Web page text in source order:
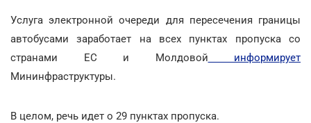
Услуга электронной очереди для пересечения границы
автобусами заработает на всех пунктах пропуска со
странами ЕС и Молдовой информирует
Мининфраструктуры.
В целом, речь идет о 29 пунктах пропуска.